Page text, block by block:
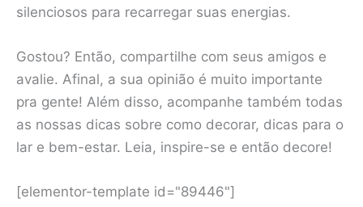
silenciosos para recarregar suas energias.
Gostou? Então, compartilhe com seus amigos e
avalie. Afinal, a sua opinião é muito importante
pra gente! Além disso, acompanhe também todas
as nossas dicas sobre como decorar, dicas para o
lar e bem-estar. Leia, inspire-se e então decore!
[elementor-template id="89446"]